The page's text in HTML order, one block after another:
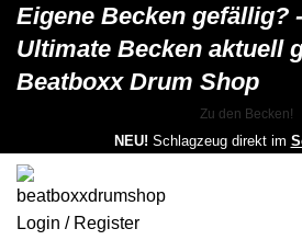
Eigene Becken gefällig?
Ultimate Becken aktuell
Beatboxx Drum Shop
Zu den Becken!
NEU! Schlagzeug direkt im
Login / Register